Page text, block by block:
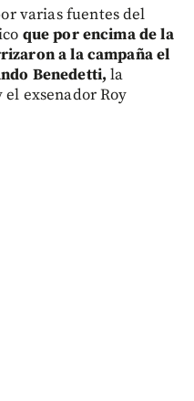
varias fuentes del
que por encima de la
a la campaña el
Benedetti,la
exsenador Roy